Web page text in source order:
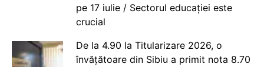
pe 17 iulie / Sectorul educației este
crucial
De la 4.90 la Titularizare 2026, o
învățătoare din Sibiu a primit nota 8.70